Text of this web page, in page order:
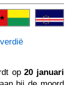
op20 januari